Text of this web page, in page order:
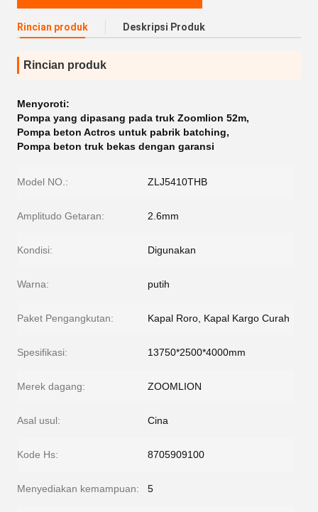
Rincian produk Deskripsi Produk
Rincian produk
Menyoroti:
Pompa yang dipasang pada truk Zoomlion 52m,
Pompa beton Actros untuk pabrik batching,
Pompa beton truk bekas dengan garansi
Model NO.: ZLJ5410THB
Amplitudo Getaran: 2.6mm
Kondisi: Digunakan
Warna: putih
Paket Pengangkutan: Kapal Roro, Kapal Kargo Curah
Spesifikasi: 13750*2500*4000mm
Merek dagang: ZOOMLION
Asal usul: Cina
Kode Hs: 8705909100
Menyediakan kemampuan: 5